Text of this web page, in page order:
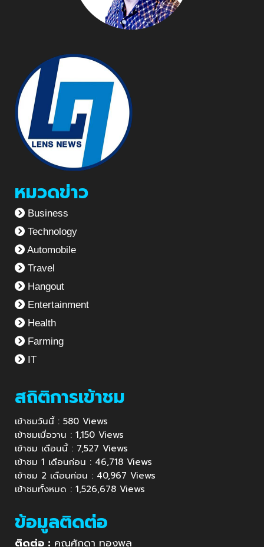
หมวดข่าว
Business
Technology
Automobile
Travel
Hangout
Entertainment
Health
Farming
IT
สถิติการเข้าชม
เข้าชมวันนี้ : 580 Views
เข้าชมเมื่อวาน : 1,150 Views
เข้าชม เดือนนี้ : 7,527 Views
เข้าชม 1 เดือนก่อน : 46,718 Views
เข้าชม 2 เดือนก่อน : 40,967 Views
เข้าชมทั้งหมด : 1,526,678 Views
ข้อมูลติดต่อ
ติดต่อ : คุณศักดา ทองพูล